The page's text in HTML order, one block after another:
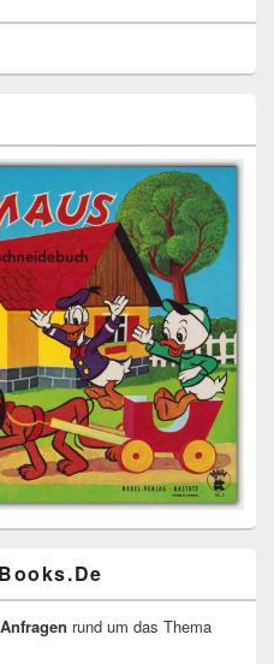
rund um das Thema